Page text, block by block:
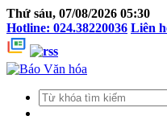
Thứ sáu, 07/08/2026 05:30
Hotline: 024.38220036 Liên